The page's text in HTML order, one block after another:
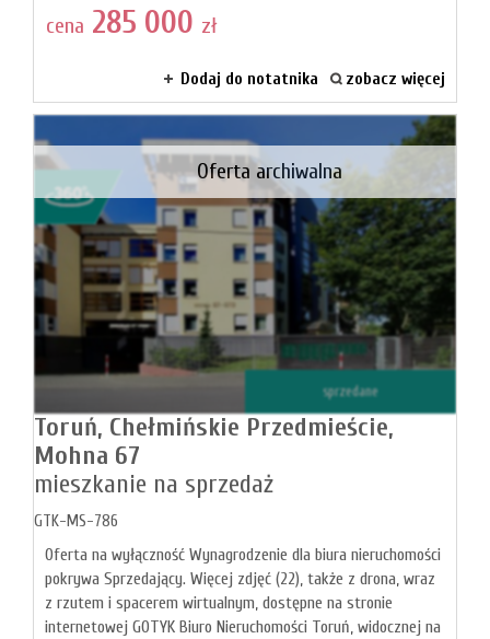
firmie
Blog
cena 285 000 zł
Dodaj do notatnika zobacz więcej
sprzedane
Oferta archiwalna
Toruń, Chełmińskie Przedmieście,
Mohna 67
mieszkanie na sprzedaż
GTK-MS-786
Oferta na wyłączność Wynagrodzenie dla biura nieruchomości
pokrywa Sprzedający. Więcej zdjęć (22), także z drona, wraz
z rzutem i spacerem wirtualnym, dostępne na stronie
internetowej GOTYK Biuro Nieruchomości Toruń, widocznej na